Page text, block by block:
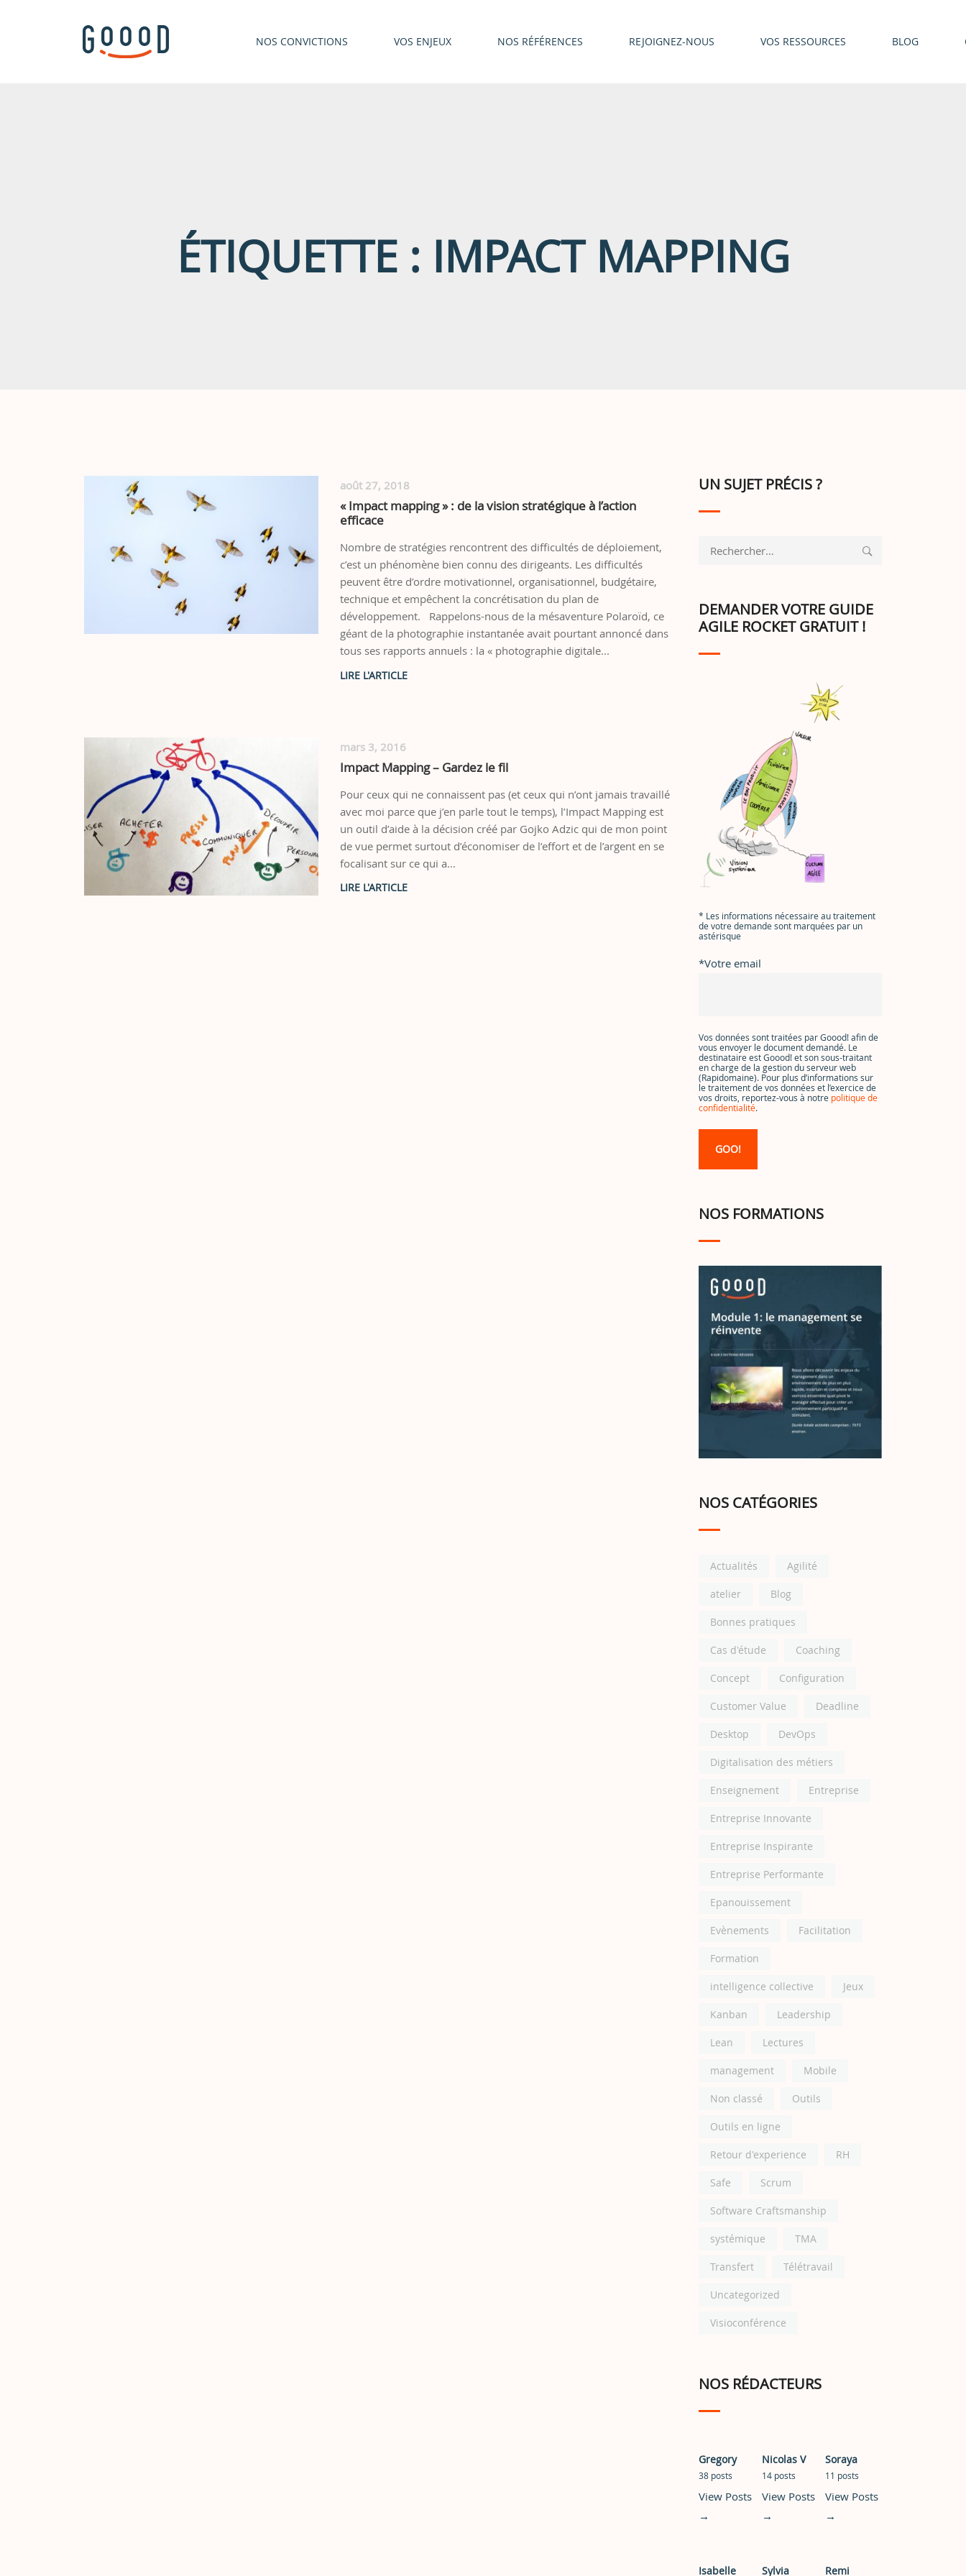
NOS CONVICTIONS VOS ENJEUX NOS RÉFÉRENCES REJOIGNEZ-NOUS VOS RESSOURCES BLOG
ÉTIQUETTE : IMPACT MAPPING
août 27, 2018
« Impact mapping » : de la vision stratégique à l’action
efficace
Nombre de stratégies rencontrent des difficultés de déploiement,
c’est un phénomène bien connu des dirigeants. Les difficultés
peuvent être d’ordre motivationnel, organisationnel, budgétaire,
technique et empêchent la concrétisation du plan de
développement. Rappelons-nous de la mésaventure Polaroïd, ce
géant de la photographie instantanée avait pourtant annoncé dans
tous ses rapports annuels : la « photographie digitale...
mars 3, 2016
Impact Mapping – Gardez le fil
Pour ceux qui ne connaissent pas (et ceux qui n’ont jamais travaillé
avec moi parce que j’en parle tout le temps), l’Impact Mapping est
un outil d’aide à la décision créé par Gojko Adzic qui de mon point
de vue permet surtout d’économiser de l’effort et de l’argent en se
focalisant sur ce qui a...
UN SUJET PRÉCIS ?
Rechercher :
DEMANDER VOTRE GUIDE
AGILE ROCKET GRATUIT !
* Les informations nécessaire au traitement
de votre demande sont marquées par un
astérisque
*Votre email
Vos données sont traitées par Goood! afin de
vous envoyer le document demandé. Le
destinataire est Goood! et son sous-traitant
en charge de la gestion du serveur web
(Rapidomaine). Pour plus d’informations sur
le traitement de vos données et l’exercice de
vos droits, reportez-vous à notre politique de
confidentialité.
NOS FORMATIONS
NOS CATÉGORIES
Actualités Agilité
atelier Blog
Bonnes pratiques
Cas d'étude Coaching
Concept Configuration
Customer Value Deadline
Desktop DevOps
Digitalisation des métiers
Enseignement Entreprise
Entreprise Innovante
Entreprise Inspirante
Entreprise Performante
Epanouissement
Evènements Facilitation
Formation
intelligence collective Jeux
Kanban Leadership
Lean Lectures
management Mobile
Non classé Outils
Outils en ligne
Retour d'experience RH
Safe Scrum
Software Craftsmanship
systémique TMA
Transfert Télétravail
Uncategorized
Visioconférence
NOS RÉDACTEURS
Gregory
38 posts
View Posts
→
Nicolas V
14 posts
View Posts
→
Soraya
11 posts
View Posts
→
Isabelle Sylvia Remi